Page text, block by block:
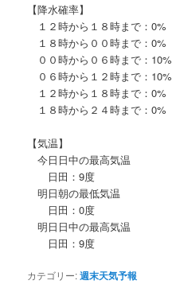
【降水確率】
１２時から１８時まで：0%
１８時から００時まで：0%
００時から０６時まで：10%
０６時から１２時まで：10%
１２時から１８時まで：0%
１８時から２４時まで：0%
【気温】
今日日中の最高気温
日田：9度
明日朝の最低気温
日田：0度
明日日中の最高気温
日田：9度
カテゴリー:週末天気予報